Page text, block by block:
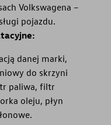
Volkswagena –
pojazdu.
danej marki,
do skrzyni
paliwa, filtr
oleju, płyn